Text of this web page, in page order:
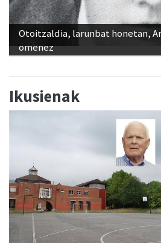
Otoitzaldia, larunbat honetan,
omenez
Ikusienak